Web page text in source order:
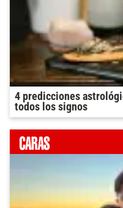
4 predicciones
todos los signos